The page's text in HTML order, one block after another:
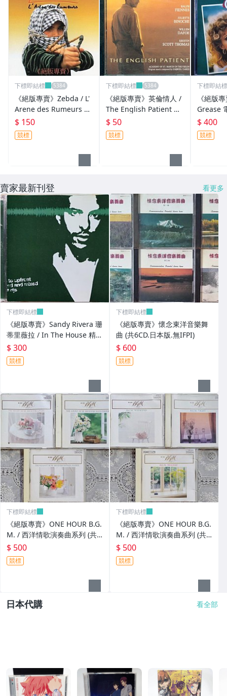
下標即結標
《絕版專賣》Zebda / L'
Arene des Rumeurs 首
張專輯 (法版.無IFPI)
$ 150
競標
下標即結標
《絕版專賣》英倫情人 /
The English Patient 電
影原聲帶 Gabriel Yared
$ 50
競標
下標即結標
《絕版
Grease
版.全銀
$ 400
競標
賣家最新刊登 看更多
下標即結標
《絕版專賣》Sandy Rivera 珊
蒂里薇拉 / In The House 精選
輯 (2CD.美版)
$ 300
競標
下標即結標
《絕版專賣》懷念東洋音樂舞
曲 (共6CD.日本版.無IFPI)
$ 600
競標
下標即結標
《絕版專賣》ONE HOUR B.G.
M. / 西洋情歌演奏曲系列 (共3
CD.日本Denon.無IFPI)
$ 500
競標
下標即結標
《絕版專賣》ONE HOUR B.G.
M. / 西洋情歌演奏曲系列 (共3
CD.日本Denon.無IFPI)
$ 500
競標
日本代購 看全部